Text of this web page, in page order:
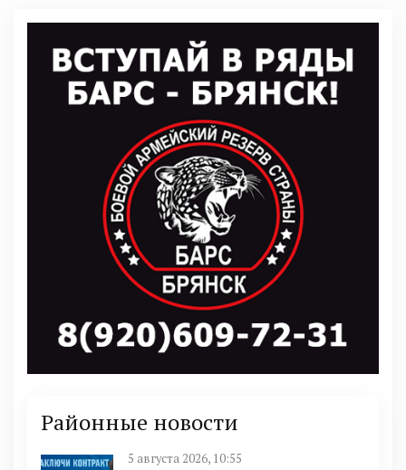
Районные новости
5 августа 2026, 10:55